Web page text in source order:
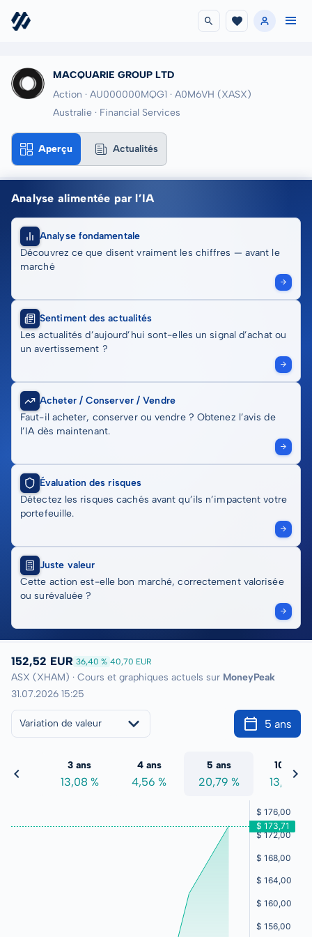
MACQUARIE GROUP LTD
Action · AU000000MQG1 · A0M6VH (XASX)
Australie · Financial Services
Aperçu Actualités
Analyse alimentée par l’IA
Analyse fondamentale
Découvrez ce que disent vraiment les chiffres — avant le
marché
Sentiment des actualités
Les actualités d’aujourd’hui sont-elles un signal d’achat ou
un avertissement ?
Acheter / Conserver / Vendre
Faut-il acheter, conserver ou vendre ? Obtenez l’avis de
l’IA dès maintenant.
Évaluation des risques
Détectez les risques cachés avant qu’ils n’impactent votre
portefeuille.
Juste valeur
Cette action est-elle bon marché, correctement valorisée
ou surévaluée ?
152,52 EUR 36,40 % 40,70 EUR
ASX (XHAM) · Cours et graphiques actuels sur MoneyPeak
31.07.2026 15:25
Variation de valeur 5 ans
%
3 ans
13,08 %
4 ans
4,56 %
5 ans
20,79 %
10 ans
13,83 %